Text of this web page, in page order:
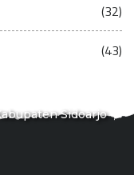
(32)
(43)
Sidoarjo